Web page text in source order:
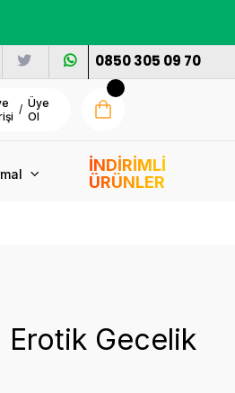
0850 305 09 70
/ Üye
Ol
İNDİRİMLİ
ÜRÜNLER
Erotik Gecelik